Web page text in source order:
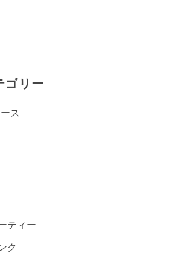
ゴリー
ス
ティー
ク